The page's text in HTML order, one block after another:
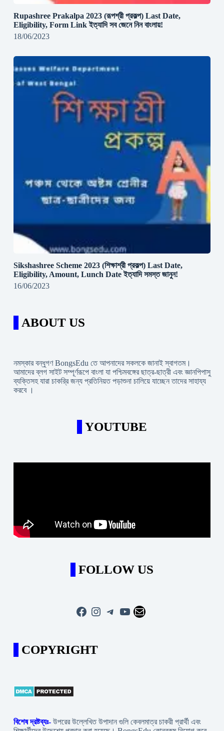
Rupashree Prakalpa 2023 (রূপশ্রী প্রকল্প) Last Date,
Eligibility, Form Link ইত্যাদি সব জেনে নিন বাংলায়!
18/06/2023
Sikshashree Scheme 2023 (শিক্ষাশ্রী প্রকল্প) Last Date,
Eligibility, Amount, Lunch Date ইত্যাদি সমস্ত জানুন!
16/06/2023
ABOUT US
নমস্কার বন্ধুগণ BongsEdu তে আপনাদের সকলকে জানাই স্বাগতম।
আমাদের ব্লগ সাইট সম্পূর্ণরূপে বাংলা যা পশ্চিমবঙ্গের ছাত্র-ছাত্রী এবং জ্ঞানপিপাসু
ব্যক্তিসহ যারা চাকরি্র জন্য প্রতিনিয়ত পড়াশুনা চালিয়ে যাচ্ছেন তাদের সাহায্য
করবে ।
YOUTUBE
FOLLOW US
Facebook
Instagram
Telegram
YouTube
Mail
COPYRIGHT
বিশেষ দ্রষ্টব্যঃ- উপরের উল্লেখিত উপাদান গুলি কেবলমাত্র চাকরী প্রার্থী এবং